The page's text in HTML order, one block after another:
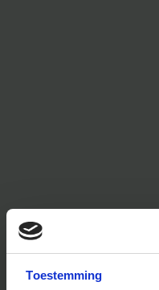
Toestemming